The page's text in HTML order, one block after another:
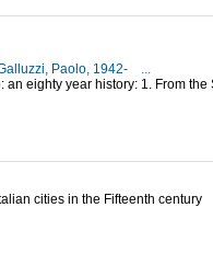
Paolo, 1942-
...
eighty year history: 1. From
cities in the Fifteenth century